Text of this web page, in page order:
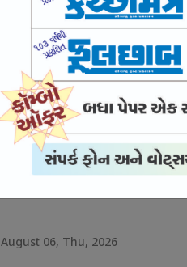
હત્યા થાય તોયે બાંગલાદેશ
August 06, Thu, 2026
પ્લાસ્ટિકની ચલણી નોટો આવી
August 06, Thu, 2026
August 06, Thu, 2026